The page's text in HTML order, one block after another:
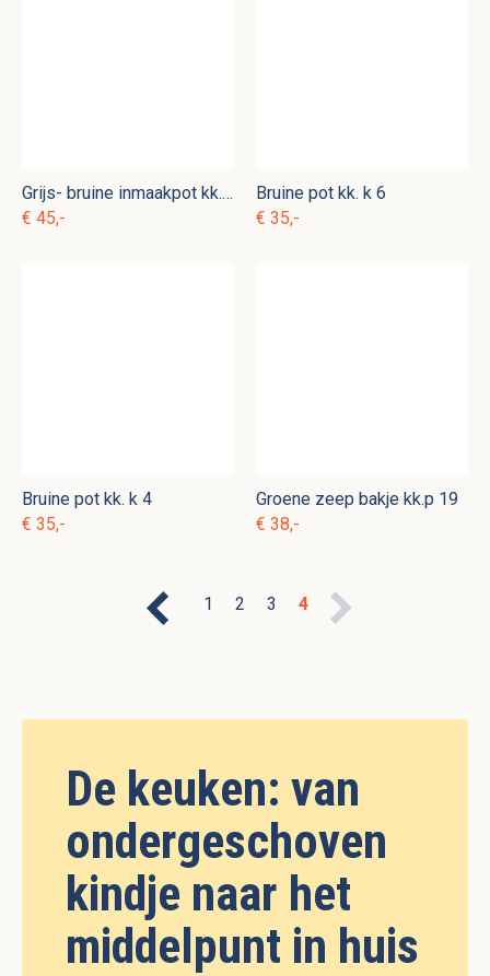
Grijs- bruine inmaakpot kk. k 7
€ 45,-
Bruine pot kk. k 6
€ 35,-
Bruine pot kk. k 4
€ 35,-
Groene zeep bakje kk.p 19
€ 38,-
1 2 3 4
De keuken: van
ondergeschoven
kindje naar het
middelpunt in huis